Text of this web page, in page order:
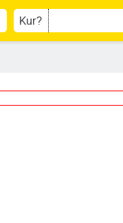
Kur?